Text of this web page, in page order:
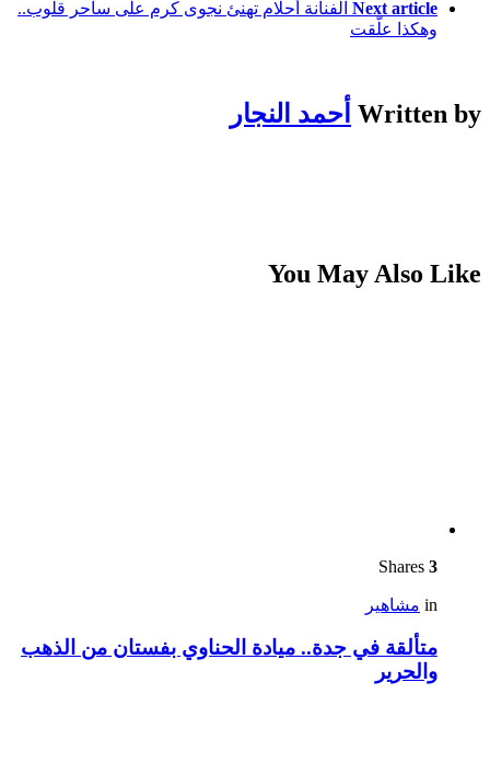
Next article الفنانة أحلام تهنئ نجوى كرم على ساحر قلوب..
وهكذا علّقت
Written by أحمد النجار
You May Also Like
3
in مشاهير
متألقة في جدة.. ميادة الحناوي بفستان من الذهب
والحرير